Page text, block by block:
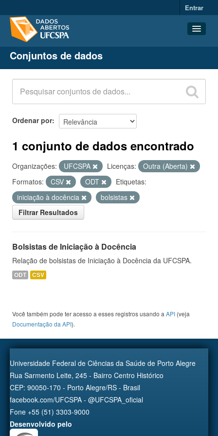
Entrar
Conjuntos de dados
Organizações
Grupos
Sobre
Conjuntos de dados
Ordenar por
1 conjunto de dados encontrado
Organizações: UFCSPA Licenças:
Outra (Aberta)
Formatos:
CSV ODT
Etiquetas:
iniciação à docência
bolsistas
Filtrar Resultados
Bolsistas de Iniciação à Docência
Relação de bolsistas de Iniciação à Docência da UFCSPA.
ODT CSV
Você também pode ter acesso a esses registros usando a API (veja
Documentação da API).
Universidade Federal de Ciências da Saúde de Porto Alegre
Rua Sarmento Leite, 245 - Bairro Centro Histórico
CEP: 90050-170 - Porto Alegre/RS - Brasil
facebook.com/UFCSPA - @UFCSPA_oficial
Fone +55 (51) 3303-9000
Desenvolvido pelo